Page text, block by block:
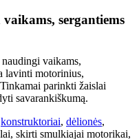
sergantiems
vaikams,
lavinti motorinius,
parinkti žaislai
savarankiškumą.
konstruktoriai, dėlionės,
skirti smulkiajai motorikai,